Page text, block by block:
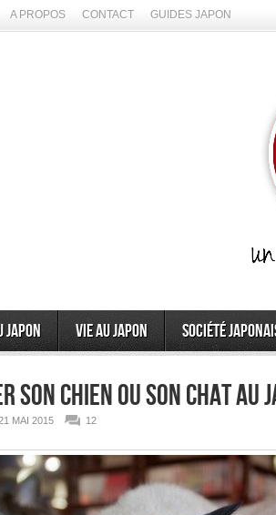
A PROPOS CONTACT GUIDES JAPON
Japon Vie au Japon Société
son chien ou son chat au
MAI 2015 12